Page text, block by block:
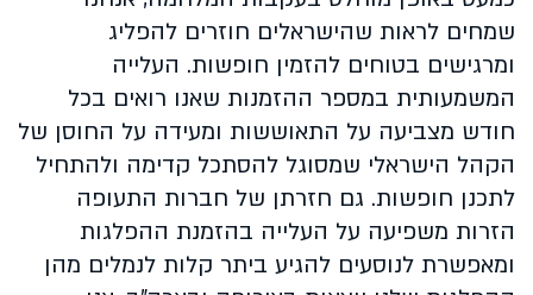
שמחים לראות שהישראלים חוזרים להפליג
ומרגישים בטוחים להזמין חופשות. העלייה
המשמעותית במספר ההזמנות שאנו רואים בכל
חודש מצביעה על התאוששות ומעידה על החוסן של
הקהל הישראלי שמסוגל להסתכל קדימה ולהתחיל
לתכנן חופשות. גם חזרתן של חברות התעופה
הזרות משפיעה על העלייה בהזמנת ההפלגות
ומאפשרת לנוסעים להגיע ביתר קלות לנמלים מהן